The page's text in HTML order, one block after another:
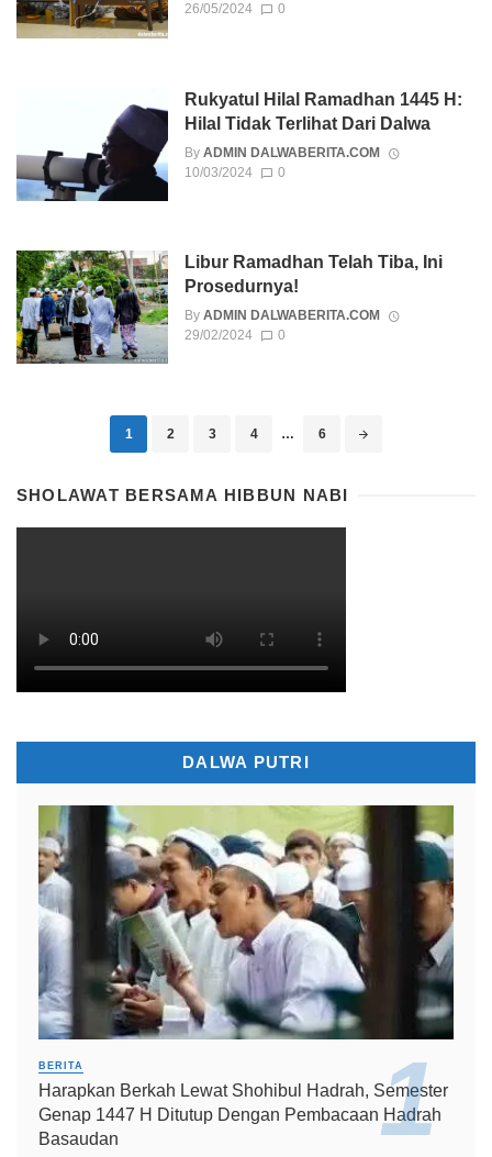
26/05/2024
0
Rukyatul Hilal Ramadhan 1445 H:
Hilal Tidak Terlihat Dari Dalwa
By ADMIN DALWABERITA.COM
10/03/2024
0
Libur Ramadhan Telah Tiba, Ini
Prosedurnya!
By ADMIN DALWABERITA.COM
29/02/2024
0
Posts navigation
1 2 3 4 … 6
SHOLAWAT BERSAMA HIBBUN NABI
DALWA PUTRI
BERITA
Harapkan Berkah Lewat Shohibul Hadrah, Semester
Genap 1447 H Ditutup Dengan Pembacaan Hadrah
Basaudan